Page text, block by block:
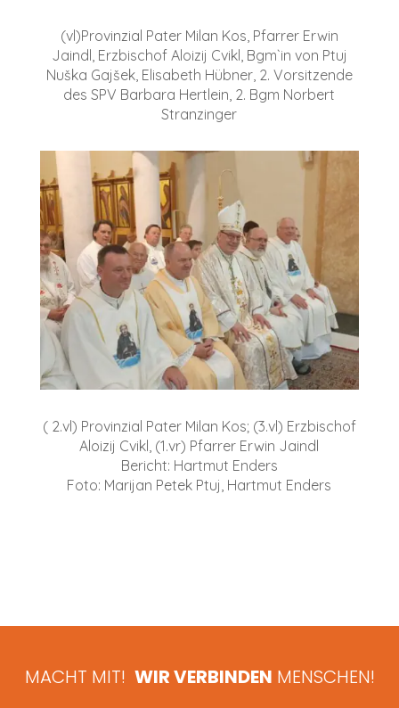
(vl)Provinzial Pater Milan Kos, Pfarrer Erwin
Jaindl, Erzbischof Aloizij Cvikl, Bgm`in von Ptuj
Nuška Gajšek, Elisabeth Hübner, 2. Vorsitzende
des SPV Barbara Hertlein, 2. Bgm Norbert
Stranzinger
( 2.vl) Provinzial Pater Milan Kos; (3.vl) Erzbischof
Aloizij Cvikl, (1.vr) Pfarrer Erwin Jaindl
Bericht: Hartmut Enders
Foto: Marijan Petek Ptuj, Hartmut Enders
MACHT MIT! WIR VERBINDEN MENSCHEN!